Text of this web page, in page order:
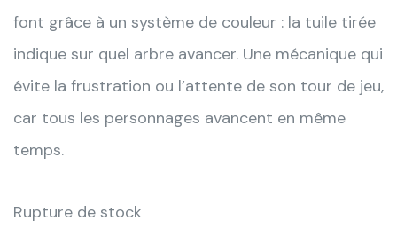
font grâce à un système de couleur : la tuile tirée
indique sur quel arbre avancer. Une mécanique qui
évite la frustration ou l’attente de son tour de jeu,
car tous les personnages avancent en même
temps.
Rupture de stock